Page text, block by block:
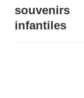
souvenirs
infantiles